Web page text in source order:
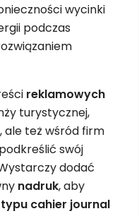
wycinki
podczas
reklamowych
turystycznej,
ale też wśród firm
swój
dodać
nadruk, aby
cahier journal